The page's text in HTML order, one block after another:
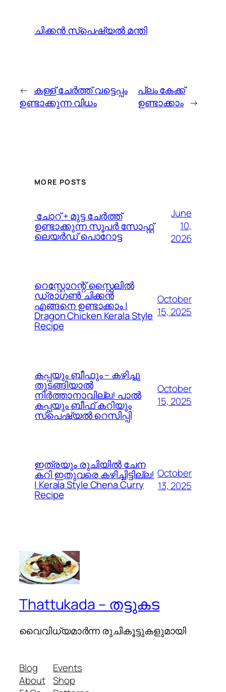
ചിക്കന്‍ സ്പെഷ്യല്‍ മന്തി
← കള്ള്‍ ചേര്‍ത്ത് വട്ടെപ്പം
ഉണ്ടാക്കുന്ന വിധം
പ്ലം കേക്ക്
ഉണ്ടാക്കാം →
MORE POSTS
️ ചോറ് + മുട്ട ചേർത്ത്
ഉണ്ടാക്കുന്ന സൂപർ സോഫ്റ്റ്
ലെയർഡ് പൊറോട്ട
June
10,
2026
റെസ്റ്റോറന്റ് സ്റ്റൈലിൽ
ഡ്രാഗൺ ചിക്കൻ
എങ്ങനെ ഉണ്ടാക്കാം |
Dragon Chicken Kerala Style
Recipe
October
15, 2025
കപ്പയും ബീഫും – കഴിച്ചു
തുടങ്ങിയാൽ
നിർത്താനാവില്ല! പാൽ
കപ്പയും ബീഫ് കറിയും
സ്പെഷ്യൽ റെസിപ്പി
October
15, 2025
ഇത്രയും രുചിയിൽ ചേന
കറി ഇതുവരെ കഴിച്ചിട്ടില്ല!
| Kerala Style Chena Curry
Recipe
October
13, 2025
Thattukada – തട്ടുകട
വൈവിധ്യമാര്‍ന്ന രുചികൂട്ടുകളുമായി
Blog
About
Events
Shop